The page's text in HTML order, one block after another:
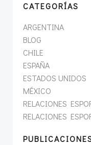
CATEGORÍAS
ARGENTINA
BLOG
CHILE
ESPAÑA
ESTADOS UNIDOS
MÉXICO
RELACIONES
RELACIONES